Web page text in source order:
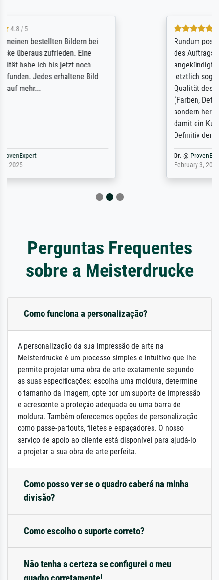
Rundum positive Erfahrung. Die Ausführung
des Auftrags hat eine Weile gedauert, die
angekündigte Lieferzeit wurde aber
letztlich sogar etwas unterschritten. Die
Qualität des Papiers und des Drucks
sondern hervorragend. Selbst ein Druck ist
Perguntas Frequentes
sobre a Meisterdrucke
Como funciona a personalização?
A personalização da sua impressão de arte na
Meisterdrucke é um processo simples e intuitivo que lhe
permite projetar uma obra de arte exatamente segundo
as suas especificações: escolha uma moldura, determine
o tamanho da imagem, opte por um suporte de impressão
e acrescente a proteção adequada ou uma barra de
moldura. Também oferecemos opções de personalização
como passe-partouts, filetes e espaçadores. O nosso
serviço de apoio ao cliente está disponível para ajudá-lo
a projetar a sua obra de arte perfeita.
Como posso ver se o quadro caberá na minha
divisão?
Como escolho o suporte correto?
Não tenha a certeza se configurei o meu
quadro corretamente!